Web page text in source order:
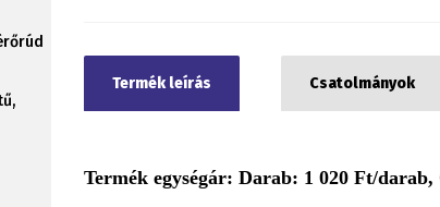
Termék leírás Csatolmányok
Termék egységár: Darab: 1 020 Ft/